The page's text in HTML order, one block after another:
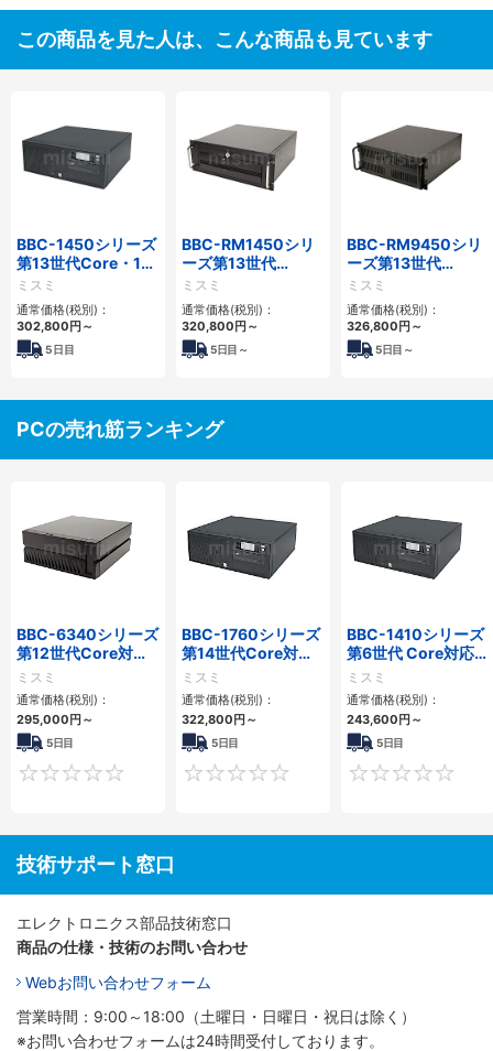
この商品を見た人は、こんな商品も見ています
BBC-1450シリーズ
第13世代Core・12
世代Celeron対応小
型フロアマウント
4PCIe
ミスミ
通常価格(税別)：
302,800円～
5日目
BBC-RM1450シリ
ーズ第13世代
Core・12世代
Celeron対応ラック
マウント4PCIe
ミスミ
通常価格(税別)：
320,800円～
5日目～
BBC-RM9450シリ
ーズ第13世代
Core・12世代
Celeron対応ラック
マウント4PCIe
ミスミ
通常価格(税別)：
326,800円～
5日目～
PCの売れ筋ランキング
BBC-6340シリーズ
第12世代Core対応
小型フロアマウント
PC2PCI/2PCIe
ミスミ
通常価格(税別)：
295,000円～
5日目
0
BBC-1760シリーズ
第14世代Core対応
小型フロアマウント
3PCIe
ミスミ
通常価格(税別)：
322,800円～
5日目
0
BBC-1410シリーズ
第6世代 Core対応フ
ロアマウントFAPC
3PCI・3PCIe
ミスミ
通常価格(税別)：
243,600円～
5日目
技術サポート窓口
エレクトロニクス部品技術窓口
商品の仕様・技術のお問い合わせ
Webお問い合わせフォーム
営業時間：9:00～18:00（土曜日・日曜日・祝日は除く）
※お問い合わせフォームは24時間受付しております。